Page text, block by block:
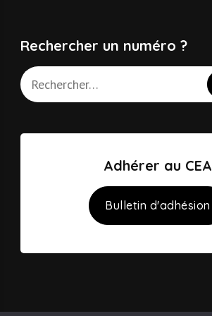
Rechercher un numéro ?
Adhérer au CEA
Bulletin d'adhésion